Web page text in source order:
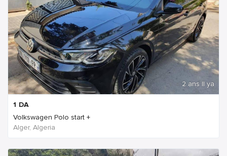
2 ans Il ya
1 DA
Volkswagen Polo start +
Alger, Algeria